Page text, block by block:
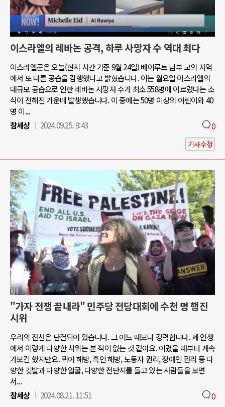
이스라엘의 레바논 공격, 하루 사망자 수 역대 최다
이스라엘군은 오늘(현지 시간 기준 9월 24일) 베이루트 남부 교외 지역
에서 또 다른 공습을 감행했다고 밝혔습니다. 이는 월요일 이스라엘의
대규모 공습으로 인한 레바논 사망자 수가 최소 558명에 이르렀다는 소
식이 전해진 가운데 발생했습니다. 이 중에는 50명 이상의 어린이와 40
명 이...
참세상
2024.09.25. 9:43 0
기사수정
"가자 전쟁 끝내라" 민주당 전당대회에 수천 명 행진
시위
우리의 전선은 단결되어 있습니다. 그 어느 때보다 강력합니다. 제 인생
에서 이렇게 다양한 시위는 본 적이 없는 것 같아요. 어렸을 때부터 계속
가보긴 했지만요. 퀴어 해방, 흑인 해방, 노동자 권리, 장애인 권리 등 다
양한 깃발과 다양한 얼굴, 다양한 전단지를 들고 있는 사람들을 보면
서...
참세상
2024.08.21. 11:51 0